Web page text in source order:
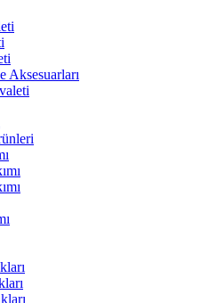
Aksesuarları